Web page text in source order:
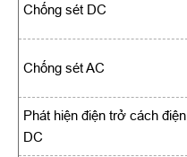
Chống sét DC
Chống sét AC
Phát hiện điện trở cách điện
DC